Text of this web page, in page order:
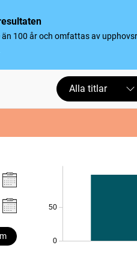
100 år och omfattas av
Alla titlar
0
50